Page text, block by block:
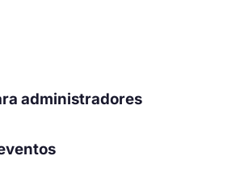
administradores